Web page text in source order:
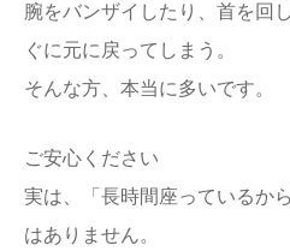
腕をバンザイしたり、首を回
ぐに元に戻ってしまう。
そんな方、本当に多いです。
ご安心ください
実は、「長時間座っているか
はありません。